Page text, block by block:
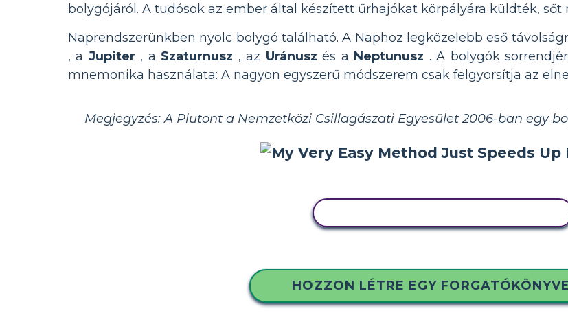
bolygójáról. A tudósok az ember által készített űrhajókat körpályára küldték, sőt
Naprendszerünkben nyolc bolygó található. A Naphoz legközelebb eső
, a Jupiter , a Szaturnusz , az Uránusz és a Neptunusz . A bolygók
mnemonika használata: A nagyon egyszerű módszerem csak felgyorsítja az
Megjegyzés: A Plutont a Nemzetközi Csillagászati Egyesület 2006-ban egy
HOZZON LÉTRE EGY